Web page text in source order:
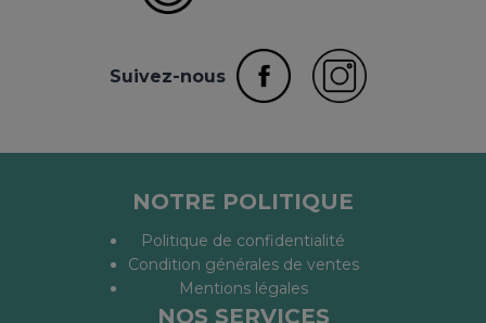
Suivez-nous
NOTRE POLITIQUE
Politique de confidentialité
Condition générales de ventes
Mentions légales
NOS SERVICES